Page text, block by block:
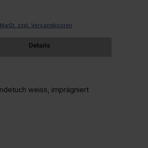
zzgl. Versandkosten
Details